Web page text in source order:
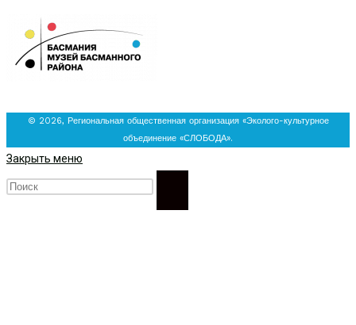
© 2026, Региональная общественная организация «Эколого-культурное
объединение «СЛОБОДА».
Закрыть меню